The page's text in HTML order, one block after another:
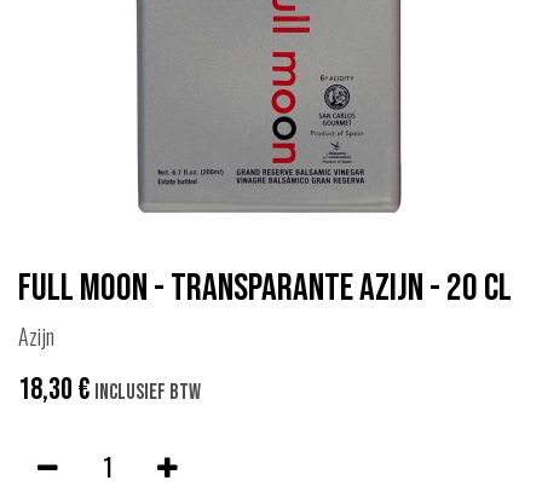
Full Moon - Transparante Azijn - 20 cl
Azijn
18,30€ Inclusief btw